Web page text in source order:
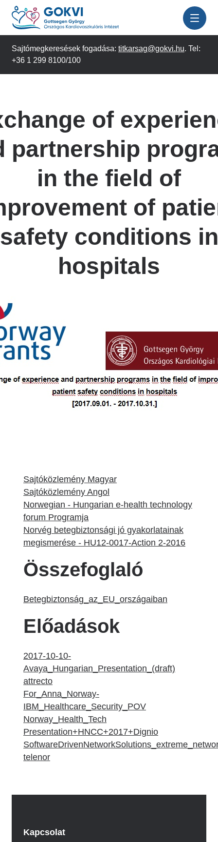
Ugrás
tartalomra
Sajtómegkeresések fogadása: titkarsag@gokvi.hu. Tel:
+36 1 299 8100/100
of
partnership
in the field of
of
safety conditions in
hospitals
Sajtóközlemény Magyar
Sajtóközlemény Angol
Norwegian - Hungarian e-health technology
forum Programja
Norvég betegbiztonsági jó gyakorlatainak
megismerése - HU12-0017-Action 2-2016
Összefoglaló
Betegbiztonság_az_EU_országaiban
Előadások
2017-10-10-
Avaya_Hungarian_Presentation_(draft)
attrecto
For_Anna_Norway-
IBM_Healthcare_Security_POV
Norway_Health_Tech
Presentation+HNCC+2017+Dignio
telenor
Kapcsolat